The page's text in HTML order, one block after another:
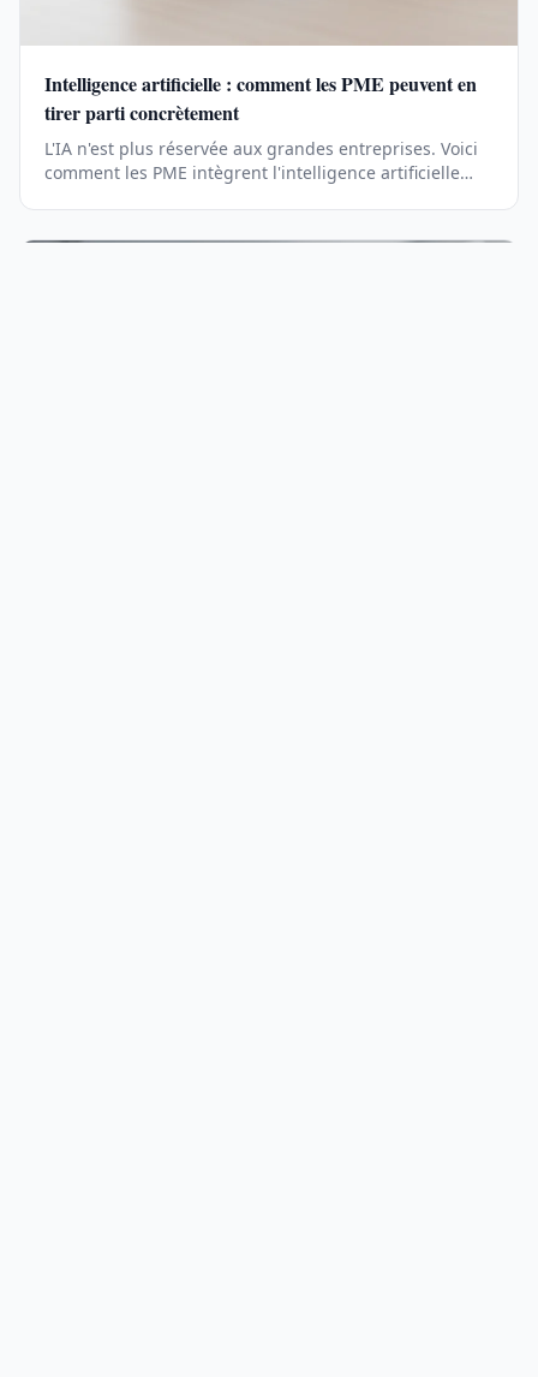
Intelligence artificielle : comment les PME peuvent en
tirer parti concrètement
L'IA n'est plus réservée aux grandes entreprises. Voici
comment les PME intègrent l'intelligence artificielle